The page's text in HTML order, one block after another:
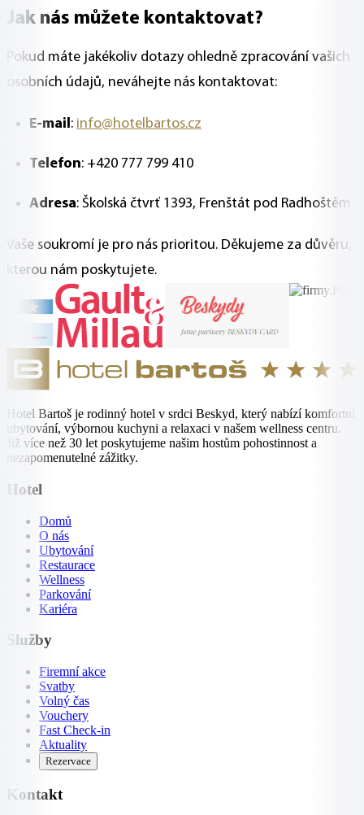
Jak nás můžete kontaktovat?
Pokud máte jakékoliv dotazy ohledně zpracování vašich
osobních údajů, neváhejte nás kontaktovat:
E-mail : info@hotelbartos.cz
Telefon: +420 777 799 410
Adresa: Školská čtvrť 1393, Frenštát pod Radhoštěm
Vaše soukromí je pro nás prioritou. Děkujeme za důvěru,
kterou nám poskytujete.
Hotel Bartoš je rodinný hotel v srdci Beskyd, který nabízí komfortní
ubytování, výbornou kuchyni a relaxaci v našem wellness centru.
Již více než 30 let poskytujeme našim hostům pohostinnost a
nezapomenutelné zážitky.
Hotel
Domů
O nás
Ubytování
Restaurace
Wellness
Parkování
Kariéra
Služby
Firemní akce
Svatby
Volný čas
Vouchery
Fast Check-in
Aktuality
Rezervace
Kontakt